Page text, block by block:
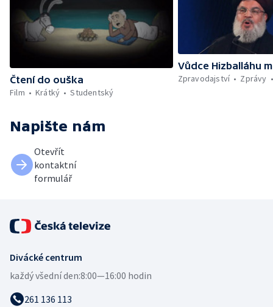
Čtení do ouška
Film
Krátký Studentský
Vůdce Hizballáhu
Zpravodajství
Zprávy
Napište nám
Otevřít
kontaktní
formulář
Divácké centrum
každý všední den:8:00—16:00 hodin
261 136 113